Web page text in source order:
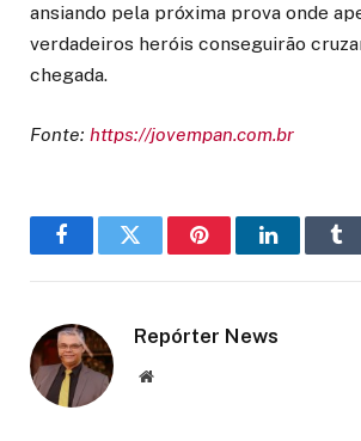
ansiando pela próxima prova onde
verdadeiros heróis conseguirão
chegada.
Fonte: https://jovempan.com.br
FacebookTwitter PinterestLinkedIn
Repórter News
Website